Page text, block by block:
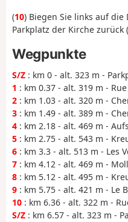
(10) Biegen Sie links auf die
Parkplatz der Kirche zurück (
Wegpunkte
S/Z : km 0 - alt. 323 m -
1 : km 0.37 - alt. 319 m -
2 : km 1.03 - alt. 320 m -
3 : km 1.49 - alt. 389 m -
4 : km 2.18 - alt. 469 m -
5 : km 2.75 - alt. 543 m -
6 : km 3.3 - alt. 513 m - Les
7 : km 4.12 - alt. 469 m -
8 : km 5.12 - alt. 495 m -
9 : km 5.75 - alt. 421 m - Le
10 : km 6.36 - alt. 322 m -
S/Z : km 6.57 - alt. 323 m -